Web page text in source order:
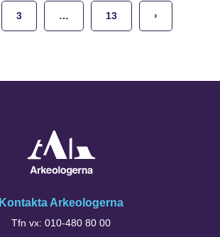
3 … 13 ›
Kontakta Arkeologerna
Tfn vx: 010-480 80 00